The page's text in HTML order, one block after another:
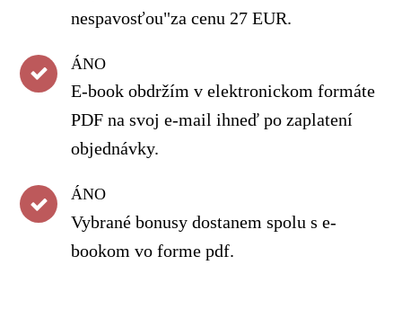
nespavosťou"za cenu 27 EUR.
ÁNO
E-book obdržím v elektronickom formáte
PDF na svoj e-mail ihneď po zaplatení
objednávky.
ÁNO
Vybrané bonusy dostanem spolu s e-
bookom vo forme pdf.